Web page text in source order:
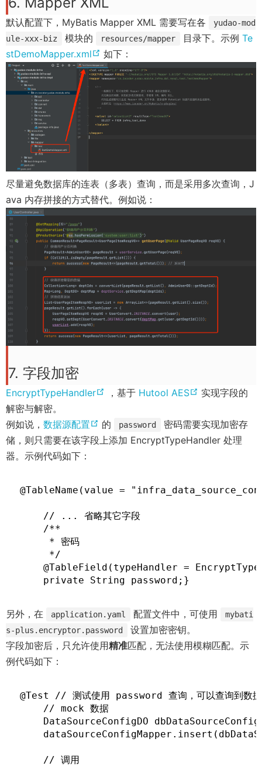
默认配置下，MyBatis Mapper XML 需要写在各
yudao-mod
ule-xxx-biz
模块的 resources/mapper 目录下。示例 Te
stDemoMapper.xml
(
o
e
n
w
w
i
d
o
w
)
如下：
尽量避免数据库的连表（多表）查询，而是采用多次查询，J
ava 内存拼接的方式替代。例如说：
7. 字段加密
EncryptTypeHandler
p
e
n
w
n
d
w
)
，基于 Hutool AES
(
p
e
n
n
w
实现字段的
解密与解密。
例如说， 数据源配置
(
o
n
n
w
i
d
o
w
的 password
密码需要实现加密存
储，则只需要在该字段上添加 EncryptTypeHandler 处理
器。示例代码如下：
@TableName(value =
// ... 省略其它字段
/**
* 密码
*/
@TableField(typeHandler =
private String password;}
另外，在 application.yaml 配置文件中，可使用
mybati
s-plus.encryptor.password
设置加密密钥。
字段加密后，只允许使用精准匹配，无法使用模糊匹配。示
例代码如下：
@Test // 测试使用 password 查询，可以查询
// mock 数据
DataSourceConfigDO
// 调用